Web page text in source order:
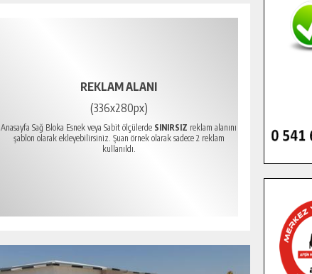
REKLAM ALANI
(336x280px)
Anasayfa Sağ Bloka Esnek veya Sabit ölçülerde SINIRSIZ reklam alanını
şablon olarak ekleyebilirsiniz. Şuan örnek olarak sadece 2 reklam
kullanıldı.